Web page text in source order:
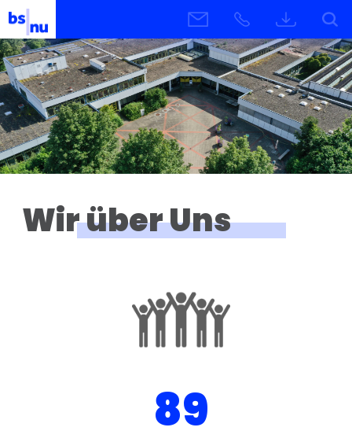
Wir über Uns
89